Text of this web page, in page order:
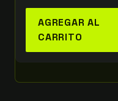
AGREGAR AL
CARRITO